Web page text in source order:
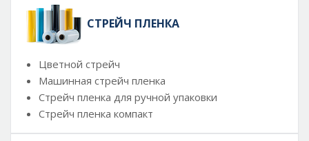
СТРЕЙЧ ПЛЕНКА
Цветной стрейч
Машинная стрейч пленка
Стрейч пленка для ручной упаковки
Стрейч пленка компакт